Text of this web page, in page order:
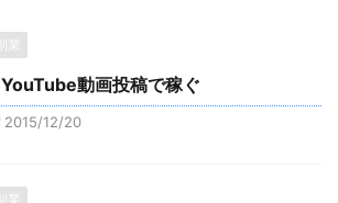
副業
YouTube動画投稿で稼ぐ
2015/12/20
副業